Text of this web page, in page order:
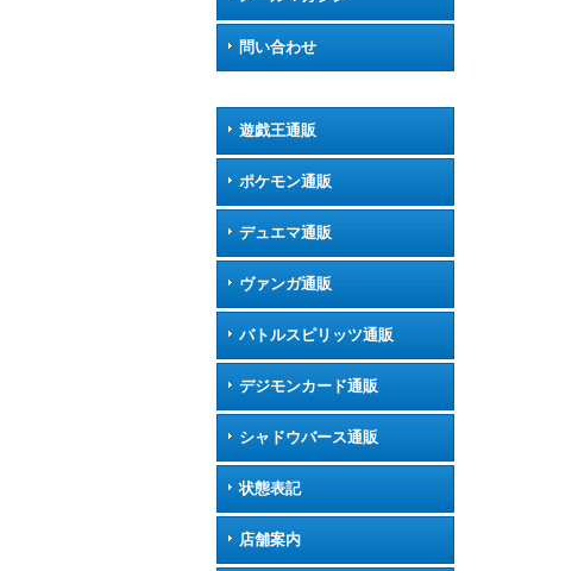
問い合わせ
遊戯王通販
ポケモン通販
デュエマ通販
ヴァンガ通販
バトルスピリッツ通販
デジモンカード通販
シャドウバース通販
状態表記
店舗案内